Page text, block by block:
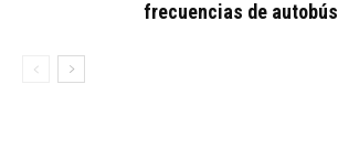
frecuencias de autobús